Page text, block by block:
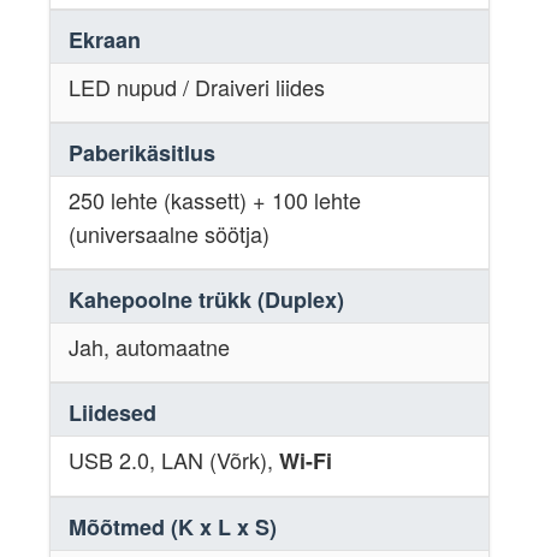
Ekraan
LED nupud / Draiveri liides
Paberikäsitlus
250 lehte (kassett) + 100 lehte
(universaalne söötja)
Kahepoolne trükk (Duplex)
Jah, automaatne
Liidesed
USB 2.0, LAN (Võrk), Wi-Fi
Mõõtmed (K x L x S)